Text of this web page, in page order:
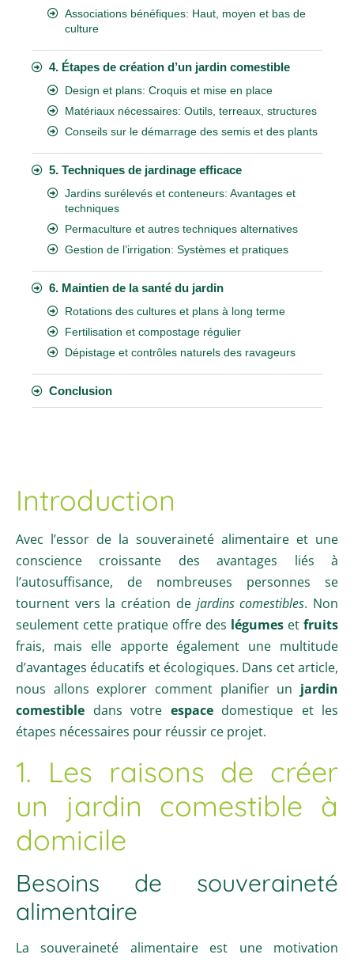
Associations bénéfiques: Haut, moyen et bas de
culture
4. Étapes de création d’un jardin comestible
Design et plans: Croquis et mise en place
Matériaux nécessaires: Outils, terreaux, structures
Conseils sur le démarrage des semis et des plants
5. Techniques de jardinage efficace
Jardins surélevés et conteneurs: Avantages et
techniques
Permaculture et autres techniques alternatives
Gestion de l’irrigation: Systèmes et pratiques
6. Maintien de la santé du jardin
Rotations des cultures et plans à long terme
Fertilisation et compostage régulier
Dépistage et contrôles naturels des ravageurs
Conclusion
Introduction
Avec l’essor de la souveraineté alimentaire et une
conscience croissante des avantages liés à
l’autosuffisance, de nombreuses personnes se
tournent vers la création de jardins comestibles. Non
seulement cette pratique offre des légumes et fruits
frais, mais elle apporte également une multitude
d’avantages éducatifs et écologiques. Dans cet article,
nous allons explorer comment planifier un jardin
comestible dans votre espacedomestique et les
étapes nécessaires pour réussir ce projet.
1. Les raisons de créer
un jardin comestible à
domicile
Besoins de souveraineté
alimentaire
La souveraineté alimentaire est une motivation